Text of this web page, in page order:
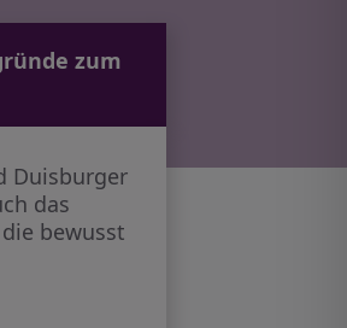
zum
Duisburger
das
bewusst